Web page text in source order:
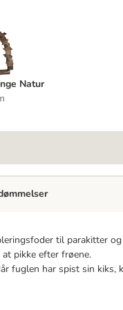
Natur
Natur
til parakitter
pikke efter frøene.
fuglen har spist sin